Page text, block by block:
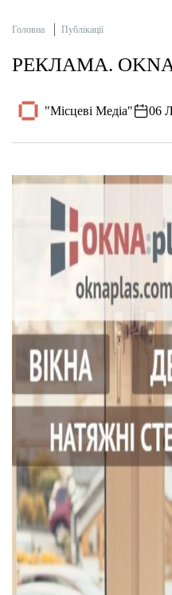
Головна Публікації
РЕКЛАМА.
"Місцеві Медіа" 06